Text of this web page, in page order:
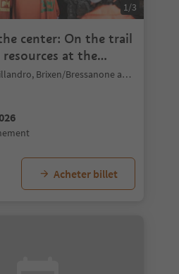
1/3
center: On the trail
at the
Villanders/Villandro, Brixen/Bressanone and environs
Acheter billet